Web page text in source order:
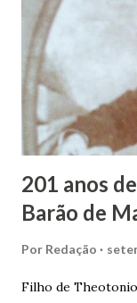
garçon, dono de
panificação. “Ao
raízes e procuram
em defender o
que trabalhar
trocas de gorjetas
201 anos
Barão de
Por Redação
Filho de